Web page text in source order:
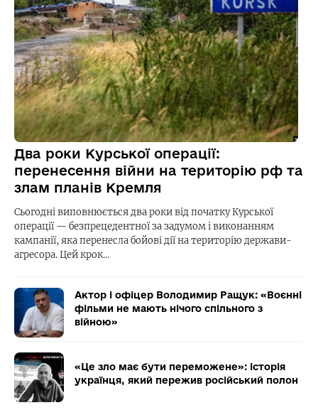
Два роки Курської операції:
перенесення війни на територію рф та
злам планів Кремля
Сьогодні виповнюється два роки від початку Курської
операції — безпрецедентної за задумом і виконанням
кампанії, яка перенесла бойові дії на територію держави-
агресора. Цей крок…
Актор і офіцер Володимир Ращук: «Воєнні
фільми не мають нічого спільного з
війною»
«Це зло має бути переможене»: історія
українця, який пережив російський полон